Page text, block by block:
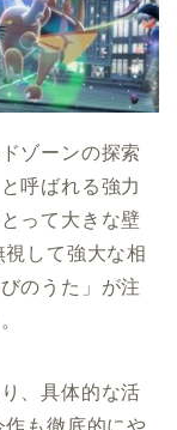
ゾーンの探索
呼ばれる強力
って大きな壁
して強大な相
のうた」が注
、具体的な活
も徹底的にや